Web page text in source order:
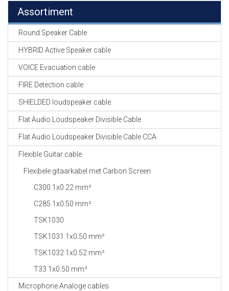
Assortiment
Round Speaker Cable
HYBRID Active Speaker cable
VOICE Evacuation cable
FIRE Detection cable
SHIELDED loudspeaker cable
Flat Audio Loudspeaker Divisible Cable
Flat Audio Loudspeaker Divisible Cable CCA
Flexible Guitar cable
Flexibele gitaarkabel met Carbon Screen
C300 1x0.22 mm²
C285 1x0.50 mm²
TSK1030
TSK1031 1x0.50 mm²
TSK1032 1x0.52 mm²
T33 1x0.50 mm²
Microphone Analoge cables